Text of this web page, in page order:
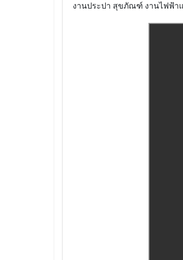
งานประปา สุขภัณฑ์ งานไฟฟ้า